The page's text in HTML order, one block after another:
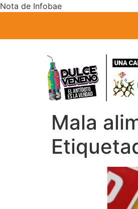
Nota de Infobae
Mala